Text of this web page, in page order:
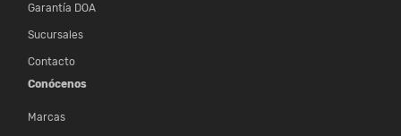
Garantía DOA
Sucursales
Contacto
Conócenos
Marcas